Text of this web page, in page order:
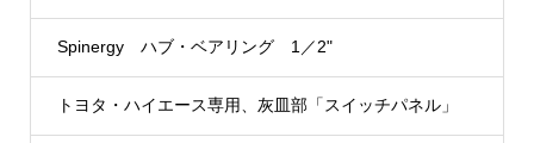
Spinergy ハブ・ベアリング 1／2"
トヨタ・ハイエース専用、灰皿部「スイッチパネル」